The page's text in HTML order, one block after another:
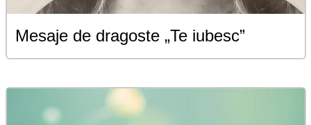
Mesaje de dragoste „Te iubesc”